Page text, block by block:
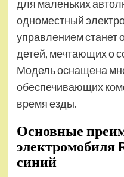
для маленьких
одноместный
управлением станет
детей, мечтающих о
Модель оснащена
обеспечивающих
время езды.
Основные
электромобиля
синий